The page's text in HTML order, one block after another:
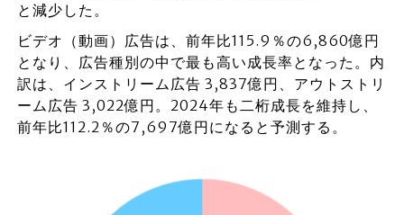
と減少した。
ビデオ（動画）広告は、前年比115.9％の6,860億円
となり、広告種別の中で最も高い成長率となった。内
訳は、インストリーム広告 3,837億円、アウトストリ
ーム広告 3,022億円。2024年も二桁成長を維持し、
前年比112.2％の7,697億円になると予測する。